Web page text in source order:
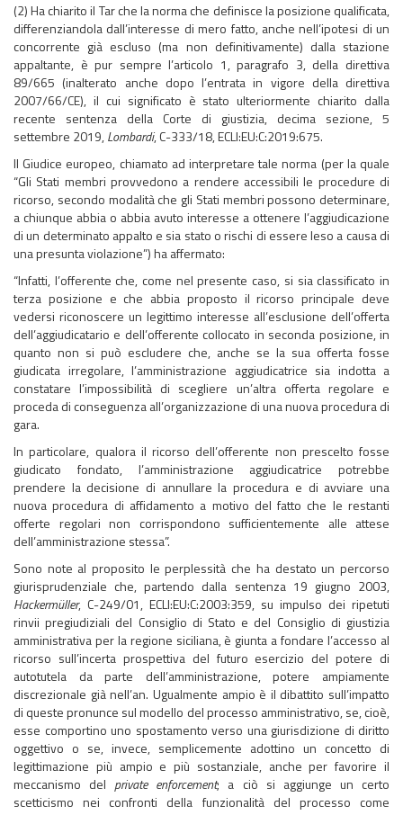
(2) Ha chiarito il Tar che la norma che definisce la posizione qualificata,
differenziandola dall’interesse di mero fatto, anche nell’ipotesi di un
concorrente già escluso (ma non definitivamente) dalla stazione
appaltante, è pur sempre l’articolo 1, paragrafo 3, della direttiva
89/665 (inalterato anche dopo l’entrata in vigore della direttiva
2007/66/CE), il cui significato è stato ulteriormente chiarito dalla
recente sentenza della Corte di giustizia, decima sezione, 5
settembre 2019,Lombardi, C-333/18, ECLI:EU:C:2019:675.
Il Giudice europeo, chiamato ad interpretare tale norma (per la quale
“Gli Stati membri provvedono a rendere accessibili le procedure di
ricorso, secondo modalità che gli Stati membri possono determinare,
a chiunque abbia o abbia avuto interesse a ottenere l’aggiudicazione
di un determinato appalto e sia stato o rischi di essere leso a causa di
una presunta violazione”) ha affermato:
“Infatti, l’offerente che, come nel presente caso, si sia classificato in
terza posizione e che abbia proposto il ricorso principale deve
vedersi riconoscere un legittimo interesse all’esclusione dell’offerta
dell’aggiudicatario e dell’offerente collocato in seconda posizione, in
quanto non si può escludere che, anche se la sua offerta fosse
giudicata irregolare, l’amministrazione aggiudicatrice sia indotta a
constatare l’impossibilità di scegliere un’altra offerta regolare e
proceda di conseguenza all’organizzazione di una nuova procedura di
gara.
In particolare, qualora il ricorso dell’offerente non prescelto fosse
giudicato fondato, l’amministrazione aggiudicatrice potrebbe
prendere la decisione di annullare la procedura e di avviare una
nuova procedura di affidamento a motivo del fatto che le restanti
offerte regolari non corrispondono sufficientemente alle attese
dell’amministrazione stessa”.
Sono note al proposito le perplessità che ha destato un percorso
giurisprudenziale che, partendo dalla sentenza 19 giugno 2003,
Hackermüller, C-249/01, ECLI:EU:C:2003:359, su impulso dei ripetuti
rinvii pregiudiziali del Consiglio di Stato e del Consiglio di giustizia
amministrativa per la regione siciliana, è giunta a fondare l’accesso al
ricorso sull’incerta prospettiva del futuro esercizio del potere di
autotutela da parte dell’amministrazione, potere ampiamente
discrezionale già nell’an. Ugualmente ampio è il dibattito sull’impatto
di queste pronunce sul modello del processo amministrativo, se, cioè,
esse comportino uno spostamento verso una giurisdizione di diritto
oggettivo o se, invece, semplicemente adottino un concetto di
legittimazione più ampio e più sostanziale, anche per favorire il
meccanismo del private enforcement; a ciò si aggiunge un certo
scetticismo nei confronti della funzionalità del processo come